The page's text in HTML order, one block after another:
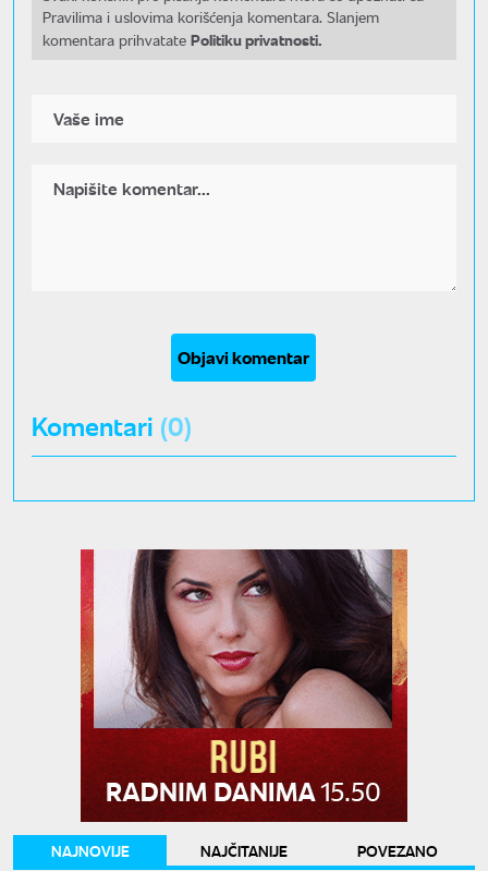
Pravilima i uslovima korišćenja komentara. Slanjem
komentara prihvatate Politiku privatnosti.
Objavi komentar
Komentari (0)
NAJNOVIJE NAJČITANIJE
POVEZANO